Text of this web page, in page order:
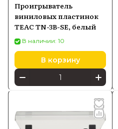
Проигрыватель
виниловых пластинок
TEAC TN-3B-SE, белый
В наличии: 10
В корзину